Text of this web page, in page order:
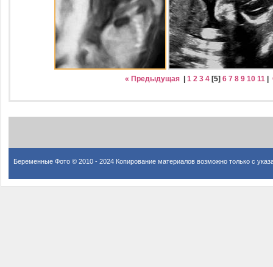
« Предыдущая 1 2 3 4 [5] 6 7 8 9 10 11
Беременные Фото © 2010 - 2024 Копирование материалов возможно только с